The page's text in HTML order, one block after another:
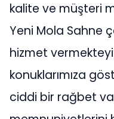
kalite ve müşteri
Yeni Mola Sahne
hizmet
konuklarımıza
ciddi bir rağbet